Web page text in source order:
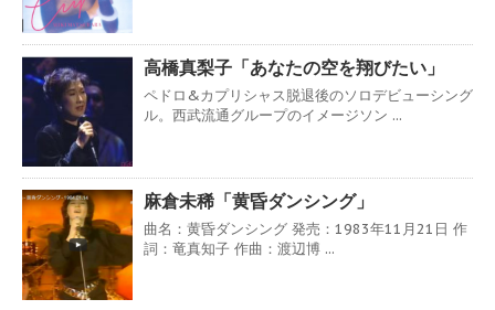
高橋真梨子「あなたの空を翔びたい」
ペドロ&カプリシャス脱退後のソロデビューシング
ル。西武流通グループのイメージソン ...
麻倉未稀「黄昏ダンシング」
曲名：黄昏ダンシング 発売：1983年11月21日 作
詞：竜真知子 作曲：渡辺博 ...